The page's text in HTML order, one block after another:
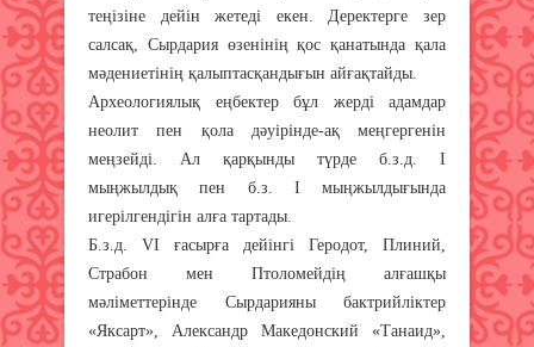
теңізіне дейін жетеді екен. Деректерге зер
салсақ, Сырдария өзенінің қос қанатында қала
мәдениетінің қалыптасқандығын айғақтайды.
Археологиялық еңбектер бұл жерді адамдар
неолит пен қола дәуірінде-ақ меңгергенін
меңзейді. Ал қарқынды түрде б.з.д. I
мыңжылдық пен б.з. I мыңжылдығында
игерілгендігін алға тартады.
Б.з.д. VІ ғасырға дейінгі Геродот, Плиний,
Страбон мен Птоломейдің алғашқы
мәліметтерінде Сырдарияны бактрийліктер
«Яксарт», Александр Македонский «Танаид»,